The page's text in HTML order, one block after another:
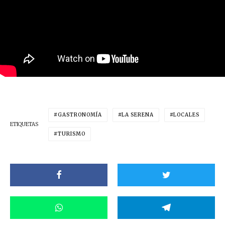
ETIQUETAS
GASTRONOMÍA LA SERENA LOCALES
TURISMO